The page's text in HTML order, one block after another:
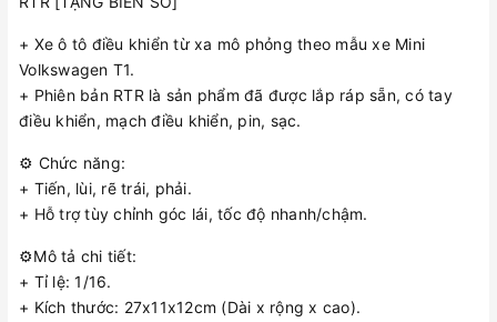
+ Xe ô tô điều khiển từ xa mô phỏng theo mẫu xe Mini
Volkswagen T1.
+ Phiên bản RTR là sản phẩm đã được lắp ráp sẵn, có tay
điều khiển, mạch điều khiển, pin, sạc.
⚙️ Chức năng:
+ Tiến, lùi, rẽ trái, phải.
+ Hỗ trợ tùy chỉnh góc lái, tốc độ nhanh/chậm.
⚙️Mô tả chi tiết:
+ Tỉ lệ: 1/16.
+ Kích thước: 27x11x12cm (Dài x rộng x cao).